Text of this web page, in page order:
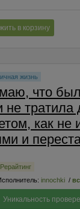
в корзину
жизнь
что
тратила
как не
и
Рерайтинг
innochki /
Уникальность